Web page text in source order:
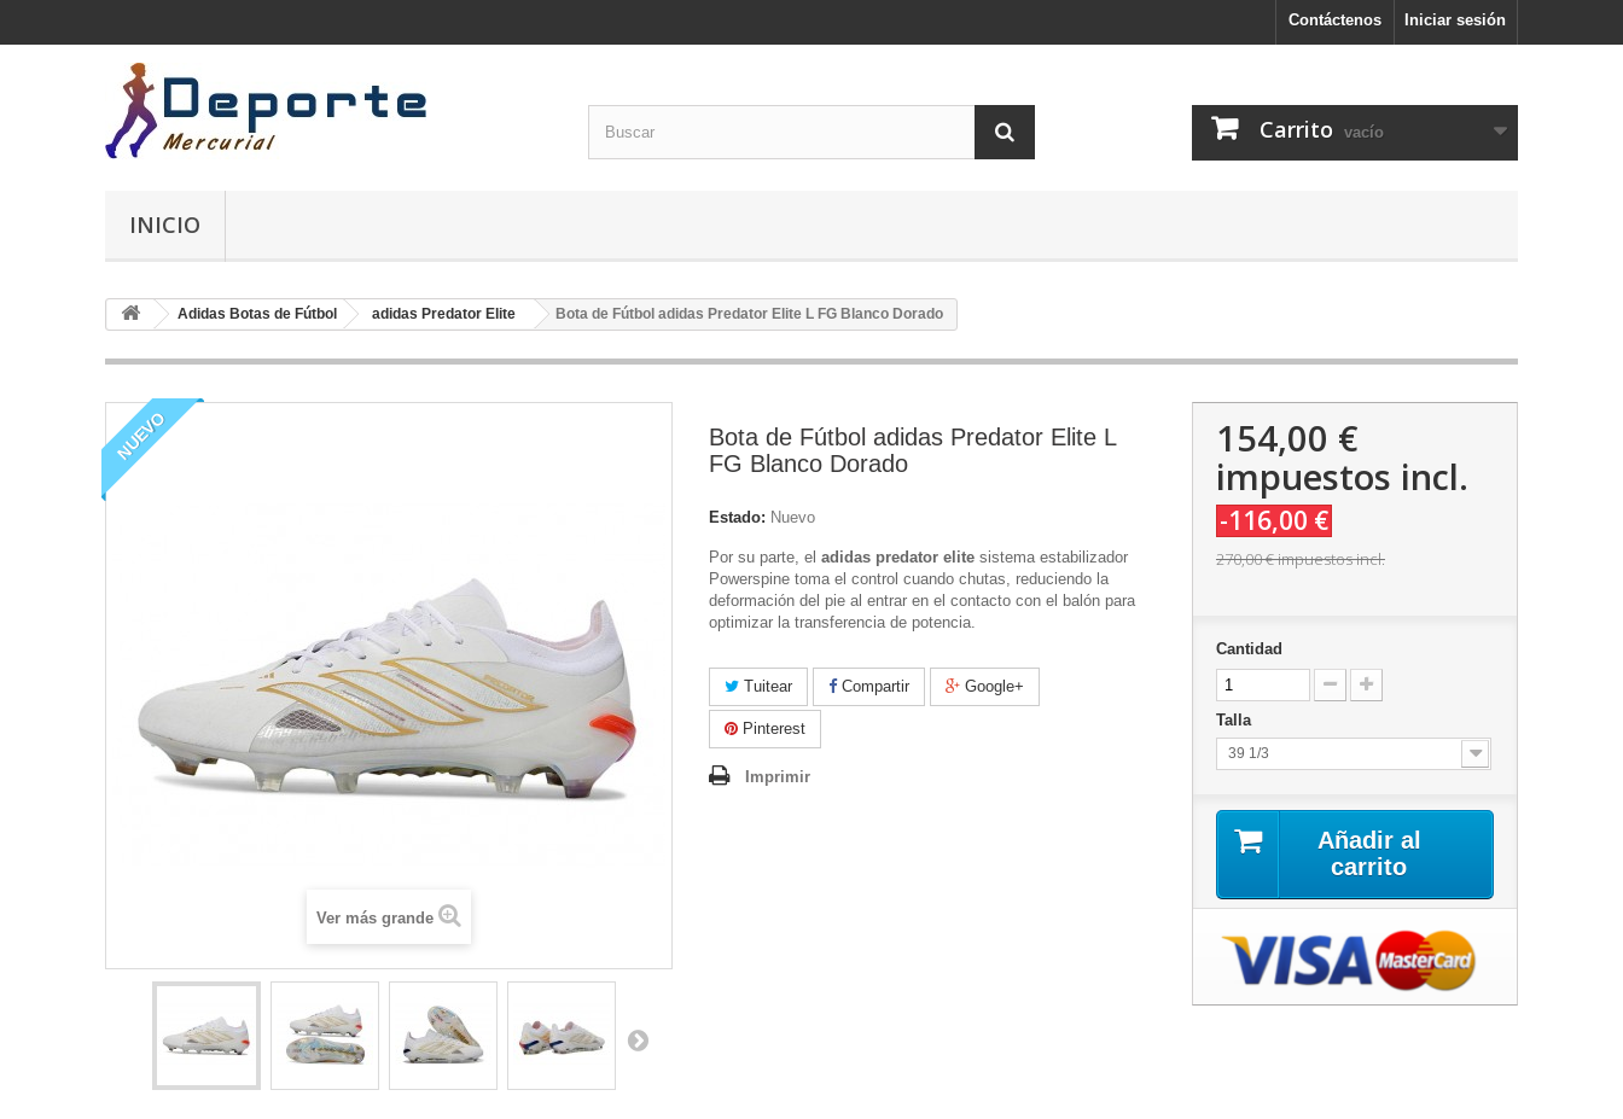
Iniciar sesión
Contáctenos
Carrito vacío
INICIO
Adidas Botas de Fútbol adidas Predator Elite Bota de Fútbol adidas Predator Elite L FG Blanco Dorado
NUEVO
Ver más grande
Bota de Fútbol adidas Predator Elite L
FG Blanco Dorado
Estado: Nuevo
Por su parte, el adidas predator elite sistema estabilizador
Powerspine toma el control cuando chutas, reduciendo la
deformación del pie al entrar en el contacto con el balón para
optimizar la transferencia de potencia.
Tuitear Compartir Google+
Pinterest
Imprimir
154,00 €
impuestos incl.
-116,00 €
270,00 €impuestos incl.
Cantidad
Talla
39 1/3
Añadir al
carrito